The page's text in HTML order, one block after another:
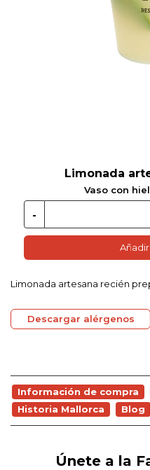
Limonada
Vaso con
Limonada artesana recién
Descargar alérgenos
Información de compra
Historia Mallorca
Blog
Únete a la